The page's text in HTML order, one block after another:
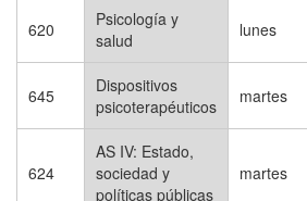
620
Psicología y
salud
lunes
645
Dispositivos
psicoterapéuticos
martes
624
AS IV: Estado,
sociedad y
políticas públicas
martes